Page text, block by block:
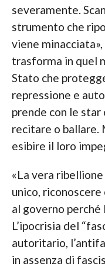
severamente.
strumento che
viene
trasforma in quel
Stato che
repressione e
prende con le star
recitare o ballare.
esibire il loro
«La vera
unico,
al governo perché
L’ipocrisia del
autoritario,
in assenza di